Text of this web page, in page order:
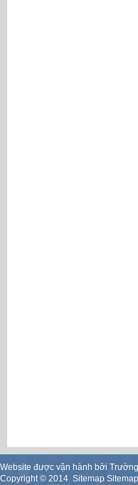
Website được vận hành bởi
Copyright © 2014. Sitemap Sitemap